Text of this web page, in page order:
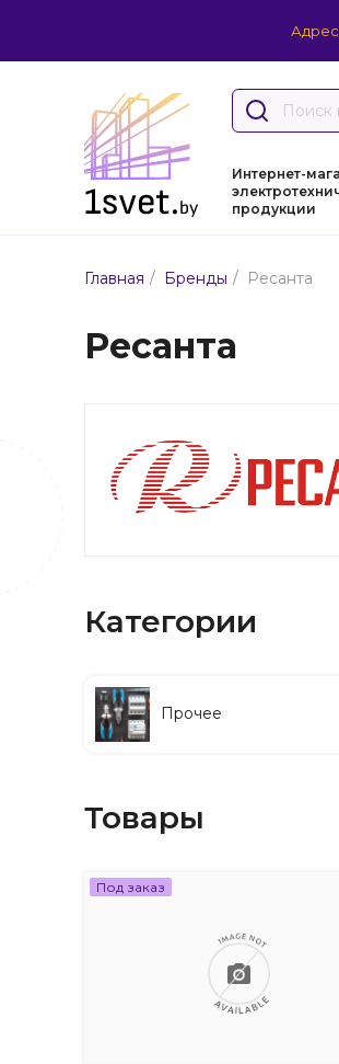
Интернет-
продукции
Главная / Бренды / Ресанта
Ресанта
Категории
Прочее
Товары
Под заказ